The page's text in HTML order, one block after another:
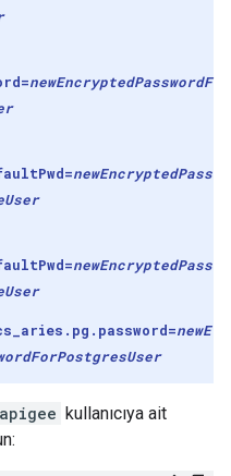
newEncryptedPasswordF
newEncryptedPass
User
newEncryptedPass
User
newE
PostgresUser
apigee kullanıcıya ait